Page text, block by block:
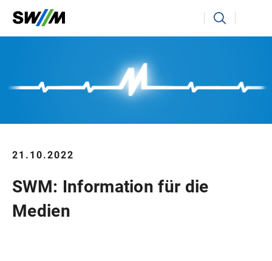
Ihr Suchbegriff Suchen
21.10.2022
SWM: Information für die
Medien